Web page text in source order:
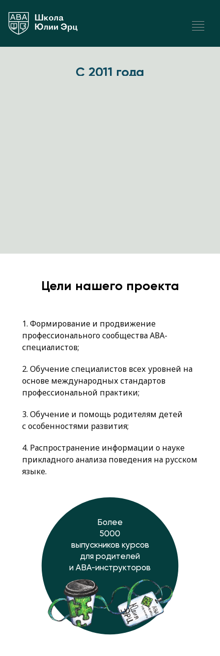
С 2011 года
Цели нашего проекта
1. Формирование и продвижение
профессионального сообщества АВА-
специалистов;
2. Обучение специалистов всех уровней на
основе международных стандартов
профессиональной практики;
3. Обучение и помощь родителям детей
с особенностями развития;
4. Распространение информации о науке
прикладного анализа поведения на русском
языке.
Более
5000
выпускников курсов
для родителей
и ABA-инструкторов